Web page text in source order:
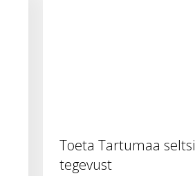
Toeta Tartumaa seltsi
tegevust